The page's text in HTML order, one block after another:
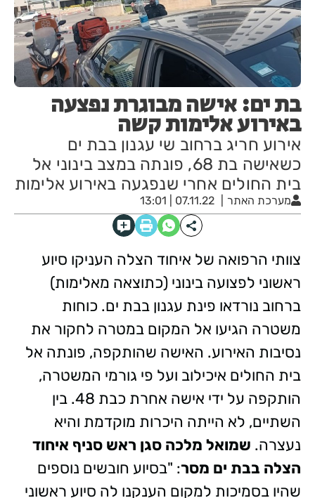
בת ים: אישה מבוגרת נפצעה
באירוע אלימות קשה
אירוע חריג ברחוב שי עגנון בבת ים
כשאישה בת 68, פונתה במצב בינוני אל
בית החולים אחרי שנפגעה באירוע אלימות
מערכת האתר 07.11.22 | 13:01
צוותי הרפואה של איחוד הצלה העניקו סיוע
ראשוני לפצועה בינוני (כתוצאה מאלימות)
ברחוב נורדאו פינת עגנון בבת ים. כוחות
משטרה הגיעו אל המקום במטרה לחקור את
נסיבות האירוע. האישה שהותקפה, פונתה אל
בית החולים איכילוב ועל פי גורמי המשטרה,
הותקפה על ידי אישה אחרת כבת 48. בין
השתיים, לא הייתה היכרות מוקדמת והיא
נעצרה. שמואל מלכה סגן ראש סניף איחוד
הצלה בבת ים מסר: "בסיוע חובשים נוספים
שהיו בסמיכות למקום הענקנו לה סיוע ראשוני